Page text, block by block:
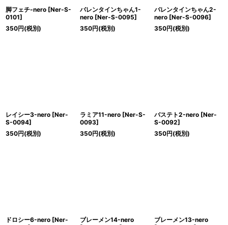
脚フェチ-nero [Ner-S-
0101]
350円(税別)
バレンタインちゃん1-
nero [Ner-S-0095]
350円(税別)
バレンタインちゃん2-
nero [Ner-S-0096]
350円(税別)
レイシー3-nero [Ner-
S-0094]
350円(税別)
ラミア11-nero [Ner-S-
0093]
350円(税別)
バステト2-nero [Ner-
S-0092]
350円(税別)
ドロシー6-nero [Ner-
ブレーメン14-nero
ブレーメン13-nero